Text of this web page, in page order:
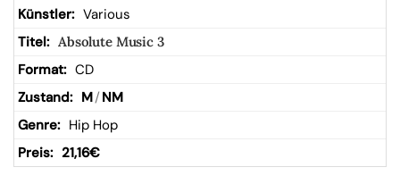
b
Various
Absolute Music 3
CD
M/ NM
Hip Hop
21,16€